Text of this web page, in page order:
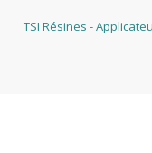
TSI Résines -